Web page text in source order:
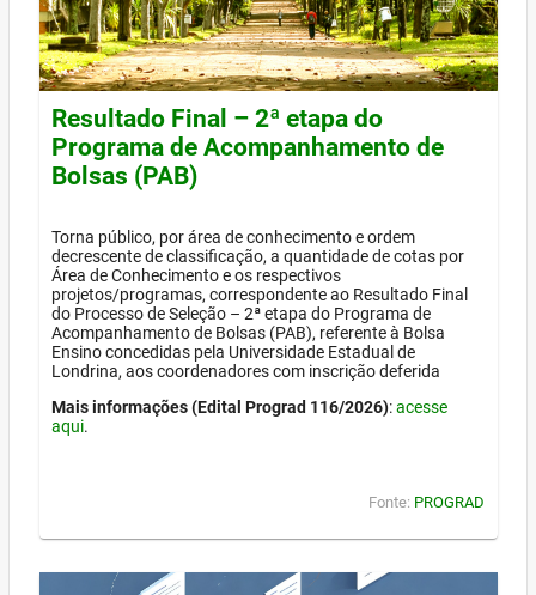
Resultado Final – 2ª etapa do
Programa de Acompanhamento de
Bolsas (PAB)
Torna público, por área de conhecimento e ordem
decrescente de classificação, a quantidade de cotas por
Área de Conhecimento e os respectivos
projetos/programas, correspondente ao Resultado Final
do Processo de Seleção – 2ª etapa do Programa de
Acompanhamento de Bolsas (PAB), referente à Bolsa
Ensino concedidas pela Universidade Estadual de
Londrina, aos coordenadores com inscrição deferida
Mais informações (Edital Prograd 116/2026):acesse
aqui.
Fonte: PROGRAD